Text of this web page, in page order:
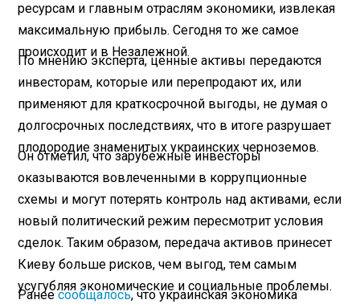
ресурсам и главным отраслям экономики, извлекая
максимальную прибыль. Сегодня то же самое
происходит и в Незалежной.
По мнению эксперта, ценные активы передаются
инвесторам, которые или перепродают их, или
применяют для краткосрочной выгоды, не думая о
долгосрочных последствиях, что в итоге разрушает
плодородие знаменитых украинских черноземов.
Он отметил, что зарубежные инвесторы
оказываются вовлеченными в коррупционные
схемы и могут потерять контроль над активами, если
новый политический режим пересмотрит условия
сделок. Таким образом, передача активов принесет
Киеву больше рисков, чем выгод, тем самым
усугубляя экономические и социальные проблемы.
Ранеесообщалось, что украинская экономика